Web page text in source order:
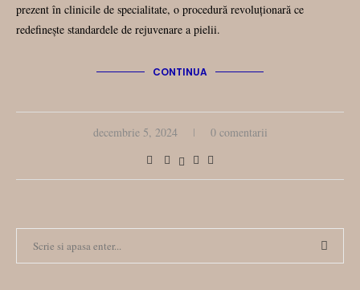
prezent în clinicile de specialitate, o procedură revoluționară ce
redefinește standardele de rejuvenare a pielii.
CONTINUA
decembrie 5, 2024 0 comentarii